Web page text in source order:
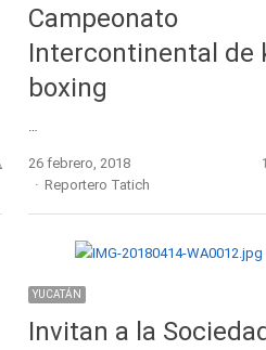
Campeonato
Intercontinental de
boxing
26 febrero, 2018
Author
Reportero Tatich
YUCATÁN
Invitan a la